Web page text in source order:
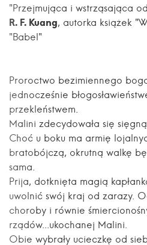
"Przejmująca i wstrząsająca
R. F. Kuang, autorka książek
"Babel"
Proroctwo bezimiennego
jednocześnie
przekleństwem.
Malini zdecydowała się
Choć u boku ma armię
bratobójczą, okrutną walkę
sama.
Prija, dotknięta magią
uwolnić swój kraj od zarazy.
choroby i równie
rządów...ukochanej Malini.
Obie wybrały ucieczkę od